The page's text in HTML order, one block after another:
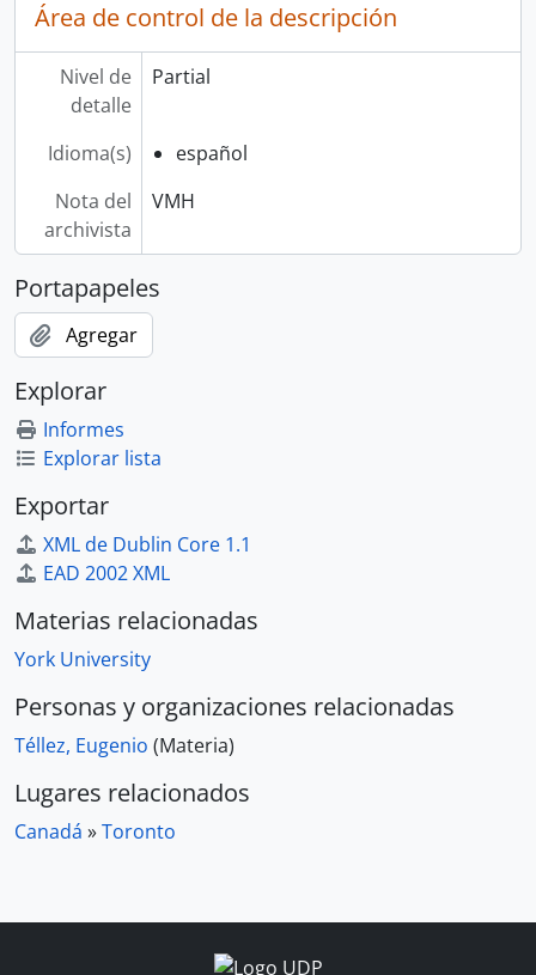
Área de control de la descripción
Nivel de
detalle
Partial
Idioma(s)
español
Nota del
archivista
VMH
Portapapeles
Agregar
Explorar
Informes
Explorar lista
Exportar
XML de Dublin Core 1.1
EAD 2002 XML
Materias relacionadas
York University
Personas y organizaciones relacionadas
Téllez, Eugenio (Materia)
Lugares relacionados
Canadá »Toronto